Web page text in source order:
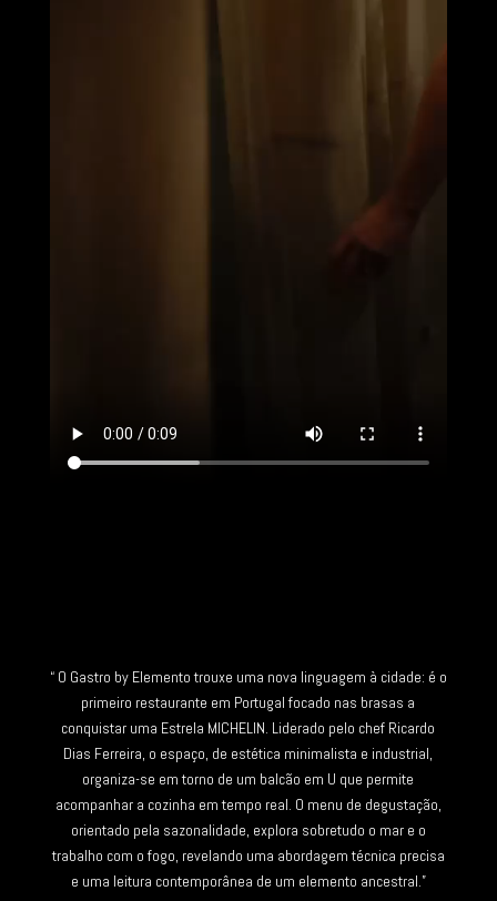
“ O Gastro by Elemento trouxe uma nova linguagem à cidade: é o
primeiro restaurante em Portugal focado nas brasas a
conquistar uma Estrela MICHELIN. Liderado pelo chef Ricardo
Dias Ferreira, o espaço, de estética minimalista e industrial,
organiza-se em torno de um balcão em U que permite
acompanhar a cozinha em tempo real. O menu de degustação,
orientado pela sazonalidade, explora sobretudo o mar e o
trabalho com o fogo, revelando uma abordagem técnica precisa
e uma leitura contemporânea de um elemento ancestral.”